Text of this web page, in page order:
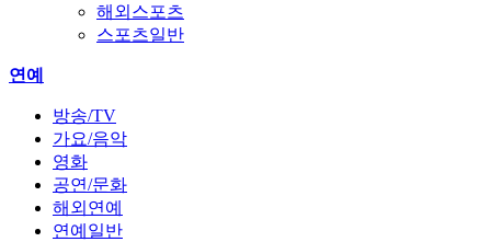
해외스포츠
스포츠일반
연예
방송/TV
가요/음악
영화
공연/문화
해외연예
연예일반